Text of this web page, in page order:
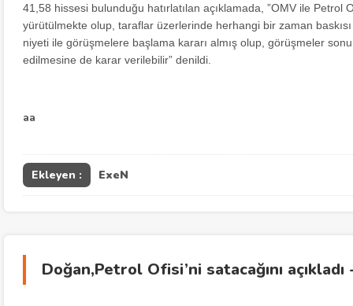
41,58 hissesi bulunduğu hatırlatılan açıklamada, ”OMV ile Petrol
yürütülmekte olup, taraflar üzerlerinde herhangi bir zaman
niyeti ile görüşmelere başlama kararı almış olup, görüşmeler
edilmesine de karar verilebilir” denildi.
aa
Ekleyen : ExeN
Doğan,Petrol Ofisi’ni satacağını